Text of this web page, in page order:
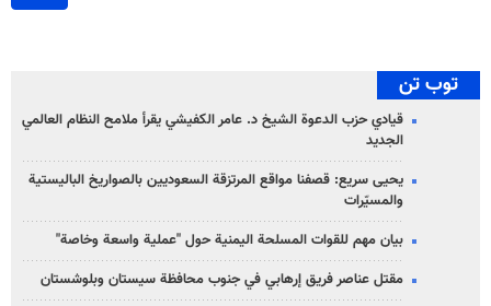
توب تن
قيادي حزب الدعوة الشيخ د. عامر الكفيشي يقرأ ملامح النظام العالمي
الجديد
يحيى سريع: قصفنا مواقع المرتزقة السعوديين بالصواريخ الباليستية
والمسيّرات
بيان مهم للقوات المسلحة اليمنية حول "عملية واسعة وخاصة"
مقتل عناصر فريق إرهابي في جنوب محافظة سيستان وبلوشستان